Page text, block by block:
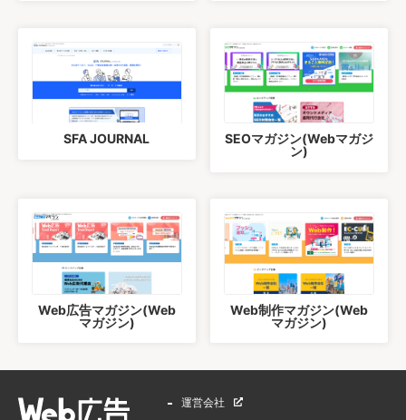
SFA JOURNAL
SEOマガジン(Webマガジ
ン)
Web広告マガジン(Web
マガジン)
Web制作マガジン(Web
マガジン)
運営会社